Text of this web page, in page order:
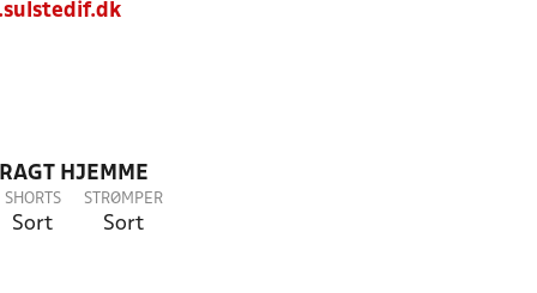
HJEMME
SHORTS
Sort
STRØMPER
Sort